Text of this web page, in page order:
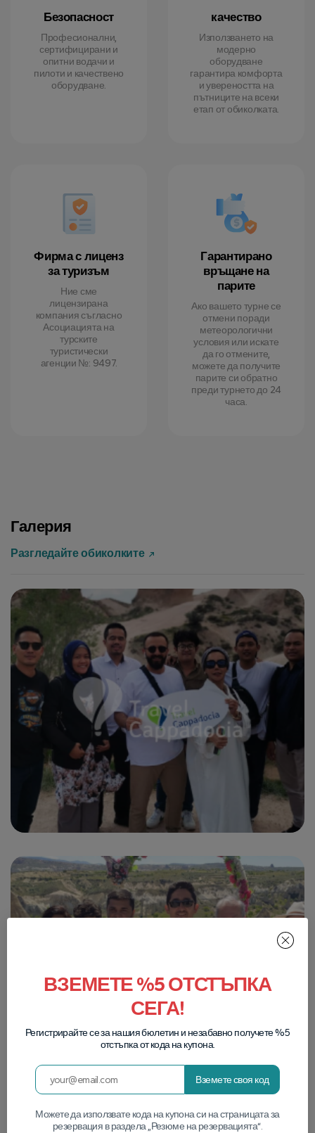
Безопасност
Професионални,
сертифицирани и
опитни водачи и
пилоти и качествено
оборудване.
качество
Използването на
модерно
оборудване
гарантира комфорта
и увереността на
пътниците на всеки
етап от обиколката.
Фирма с лиценз
за туризъм
Ние сме
лицензирана
компания съгласно
Асоциацията на
турските
туристически
агенции №: 9497.
Гарантирано
връщане на
парите
Ако вашето турне се
отмени поради
метеорологични
условия или искате
да го отмените,
можете да получите
парите си обратно
преди турнето до 24
часа.
Галерия
Разгледайте обиколките
ВЗЕМЕТЕ %5 ОТСТЪПКА
СЕГА!
Регистрирайте се за нашия бюлетин и незабавно получете %5
отстъпка от кода на купона.
Вземете своя код
Можете да използвате кода на купона си на страницата за
резервация в раздела „Резюме на резервацията“.